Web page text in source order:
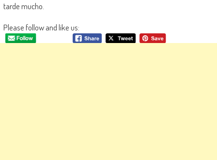
tarde mucho.
Please follow and like us: